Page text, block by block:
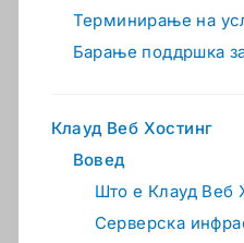
Терминирање на
Барање поддршка
Клауд Веб Хостинг
Вовед
Што е Клауд Веб
Серверска